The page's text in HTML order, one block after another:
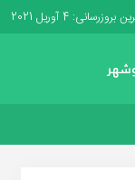
بروزرسانی: 4 آوریل 2021